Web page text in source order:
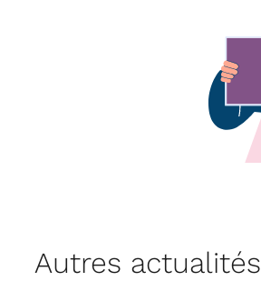
Autres actualités